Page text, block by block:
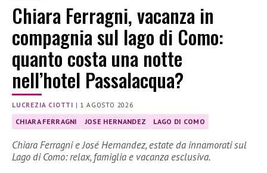
Chiara Ferragni, vacanza in
compagnia sul lago di Como:
quanto costa una notte
nell’hotel Passalacqua?
LUCREZIA CIOTTI | 1 AGOSTO 2026
CHIARA FERRAGNI JOSE HERNANDEZ LAGO DI COMO
Chiara Ferragni e José Hernandez, estate da innamorati sul
Lago di Como: relax, famiglia e vacanza esclusiva.